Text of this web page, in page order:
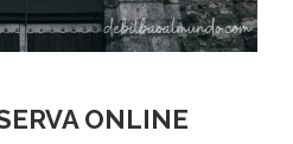
ONLINE